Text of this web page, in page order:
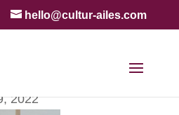
hello@cultur-ailes.com
CÉLÉBRER LE
2022